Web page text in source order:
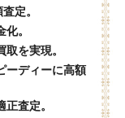
定。
。
を実現。
ーディーに高額
査定。